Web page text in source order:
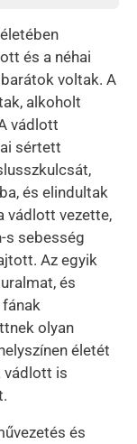
és a néhai
voltak. A
alkoholt
vádlott
sértett
és elindultak
vádlott vezette,
s sebesség
Az egyik
és
olyan
életét
vádlott is
és